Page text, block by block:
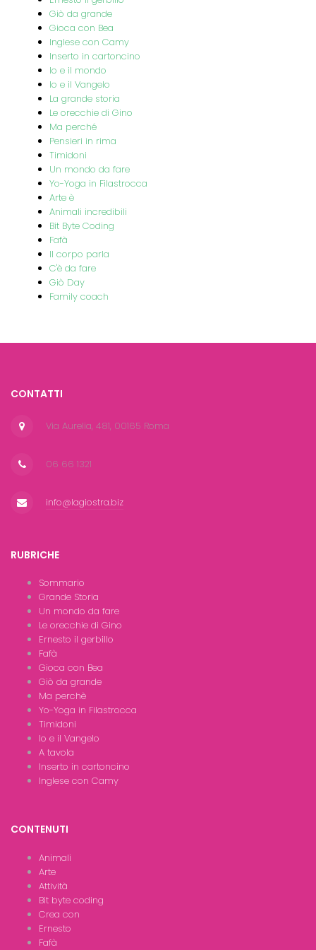
Giò da grande
Gioca con Bea
Inglese con Camy
Inserto in cartoncino
Io e il mondo
Io e il Vangelo
La grande storia
Le orecchie di Gino
Ma perché
Pensieri in rima
Timidoni
Un mondo da fare
Yo-Yoga in Filastrocca
Arte è
Animali incredibili
Bit Byte Coding
Fafà
Il corpo parla
C'è da fare
Giò Day
Family coach
CONTATTI
Via Aurelia, 481, 00165 Roma
06 66 1321
info@lagiostra.biz
RUBRICHE
Sommario
Grande Storia
Un mondo da fare
Le orecchie di Gino
Ernesto il gerbillo
Fafà
Gioca con Bea
Giò da grande
Ma perchè
Yo-Yoga in Filastrocca
Timidoni
Io e il Vangelo
A tavola
Inserto in cartoncino
Inglese con Camy
CONTENUTI
Animali
Arte
Attività
Bit byte coding
Crea con
Ernesto
Fafà